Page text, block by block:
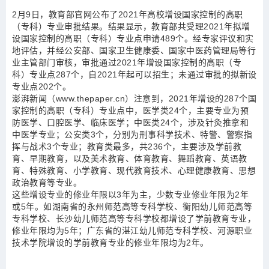
2月9日，教育部官网公布了2021年高校增设国家控制的高职
（专科）专业审批结果。结果显示，教育部共受理2021年拟增
设国家控制的高职（专科）专业点申请489个。经专家评议和实
地评估，并经公安部、国家卫生健康委、国家中医药管理局等行
业主管部门审核，审批通过2021年增设国家控制的高职（专
科）专业点287个，自2021年起可以招生；未通过审批的拟新设
专业点202个。
澎湃新闻（www.thepaper.cn）注意到，2021年增设的287个国
家控制的高职（专科）专业点中，医学类24个，主要专业为预
防医学、口腔医学、临床医学；中医类24个，涉及针灸推拿和
中医学专业；公安类3个，分别为刑事科学技术、特警、警察指
挥与战术3个专业；教育类最多，共236个，主要涉及学前教
育、早期教育，以及美术教育、体育教育、舞蹈教育、英语教
育、特殊教育、小学教育、现代教育技术、心理健康教育、思想
政治教育等专业。
这些增设专业的修业年限以3年为主，少数专业修业年限为2年
或5年。如湖南省的永州师范高等专科学校、衡阳幼儿师范高等
专科学校、长沙幼儿师范高等专科学校都增设了学前教育专业，
修业年限均为5年；广东省的湛江幼儿师范专科学校、河源职业
技术学院增设的学前教育专业的修业年限均为2年。